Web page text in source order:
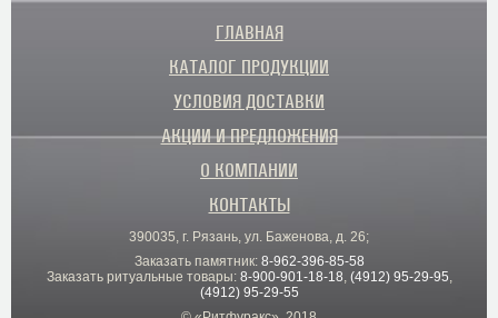
ГЛАВНАЯ
КАТАЛОГ ПРОДУКЦИИ
УСЛОВИЯ ДОСТАВКИ
АКЦИИ И ПРЕДЛОЖЕНИЯ
О КОМПАНИИ
КОНТАКТЫ
390035, г. Рязань, ул. Баженова, д. 26;
Заказать памятник: 8-962-396-85-58
Заказать ритуальные товары: 8-900-901-18-18, (4912) 95-29-95,
(4912) 95-29-55